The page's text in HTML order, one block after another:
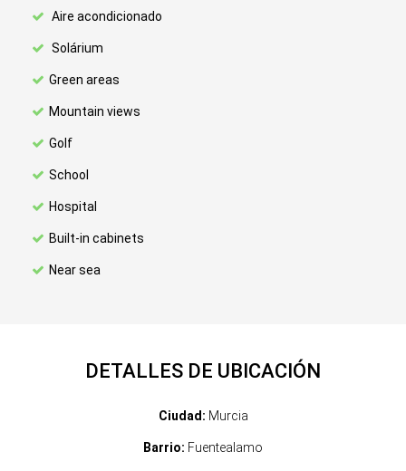
Aire acondicionado
Solárium
Green areas
Mountain views
Golf
School
Hospital
Built-in cabinets
Near sea
DETALLES DE UBICACIÓN
Ciudad: Murcia
Barrio: Fuentealamo